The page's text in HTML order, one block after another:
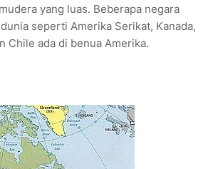
yang luas. Beberapa negara
seperti Amerika Serikat, Kanada,
Chile ada di benua Amerika.